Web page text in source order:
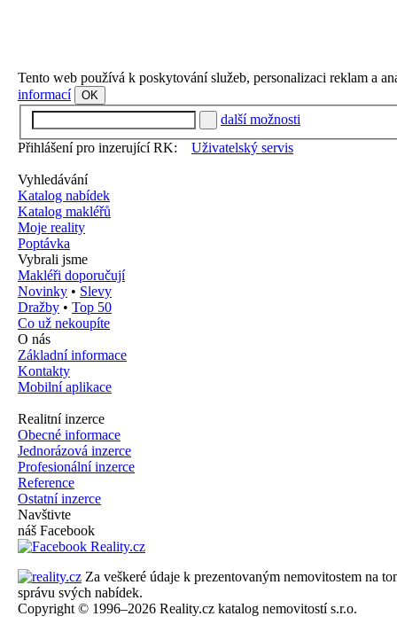
Tento web používá k poskytování služeb, personalizaci reklam a
informací
OK
další možnosti
Přihlášení pro inzerující RK:
Uživatelský servis
Vyhledávání
Katalog nabídek
Katalog makléřů
Moje reality
Poptávka
Vybrali jsme
Makléři doporučují
Novinky • Slevy
Dražby • Top 50
Co už nekoupíte
O nás
Základní informace
Kontakty
Mobilní aplikace
Realitní inzerce
Obecné informace
Jednorázová inzerce
Profesionální inzerce
Reference
Ostatní inzerce
Navštivte
náš Facebook
Za veškeré údaje k prezentovaným nemovitostem na
správu svých nabídek.
Copyright © 1996–2026 Reality.cz katalog nemovitostí s.r.o.